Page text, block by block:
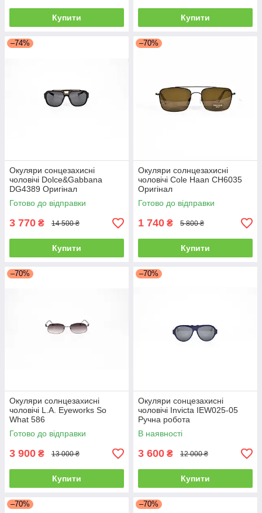
Купити Купити
–74%
Окуляри сонцезахисні
чоловічі Dolce&Gabbana
DG4389 Оригінал
Готово до відправки
3 770 ₴ 14 500 ₴
Купити
–70%
Окуляри солнцезахисні
чоловічі Cole Haan CH6035
Оригінал
Готово до відправки
1 740 ₴ 5 800 ₴
Купити
–70%
Окуляри солнцезахисні
чоловічі L.A. Eyeworks So
What 586
Готово до відправки
3 900 ₴ 13 000 ₴
Купити
–70%
Окуляри сонцезахисні
чоловічі Invicta IEW025-05
Ручна робота
В наявності
3 600 ₴ 12 000 ₴
Купити
–70% –70%